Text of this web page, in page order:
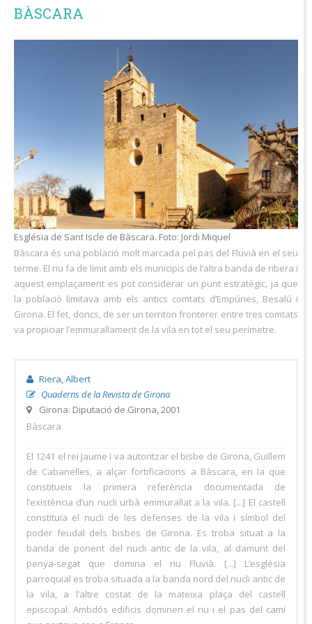
BÀSCARA
Església de Sant Iscle de Bàscara. Foto: Jordi Miquel
Bàscara és una població molt marcada pel pas del Fluvià en el seu
terme. El riu fa de límit amb els municipis de l’altra banda de ribera i
aquest emplaçament es pot considerar un punt estratègic, ja que
la població limitava amb els antics comtats d’Empúries, Besalú i
Girona. El fet, doncs, de ser un territori fronterer entre tres comtats
va propiciar l’emmurallament de la vila en tot el seu perímetre.
Riera, Albert
Quaderns de la Revista de Girona
Girona: Diputació de Girona, 2001
Bàscara
El 1241 el rei Jaume I va autoritzar el bisbe de Girona, Guillem
de Cabanelles, a alçar fortificacions a Bàscara, en la que
constitueix la primera referència documentada de
l’existència d’un nucli urbà emmurallat a la vila. [...] El castell
constituïa el nucli de les defenses de la vila i símbol del
poder feudal dels bisbes de Girona. Es troba situat a la
banda de ponent del nucli antic de la vila, al damunt del
penya-segat que domina el riu Fluvià. [...] L’església
parroquial es troba situada a la banda nord del nucli antic de
la vila, a l’altre costat de la mateixa plaça del castell
episcopal. Ambdós edificis dominen el riu i el pas del camí